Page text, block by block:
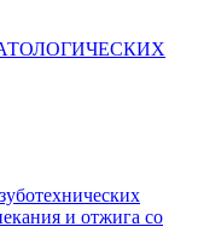
и отжига со